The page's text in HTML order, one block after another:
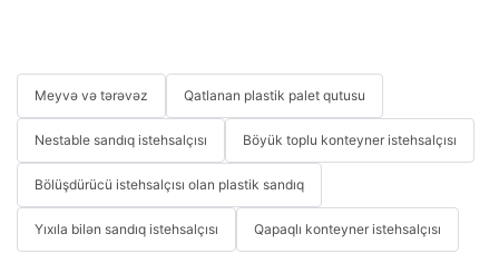
Meyvə və tərəvəz Qatlanan plastik palet qutusu
Nestable sandıq istehsalçısı Böyük toplu konteyner istehsalçısı
Bölüşdürücü istehsalçısı olan plastik sandıq
Yıxıla bilən sandıq istehsalçısı Qapaqlı konteyner istehsalçısı